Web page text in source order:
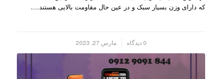
که دارای وزن بسیار سبک و در عین حال مقاومت بالایی هستند.…
0 دیدگاه مارس 27, 2023